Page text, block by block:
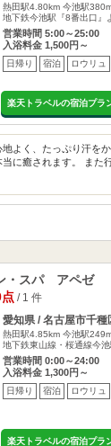
熱田駅4.80km 今池駅
地下鉄今池駅『8番出口』
営業時間 5:00～25:00
入浴料金 1,500円～
日帰り 宿泊 ロウリュ
楽天トラベルの宿泊プラ
地よく、たっぷり汗を
に癒されます。 また
・スパ アペゼ
/ 1 件
愛知県 / 名古屋市千種
熱田駅4.85km 今池駅
地下鉄東山線・桜通線今
営業時間 0:00～24:00
入浴料金 1,300円～
日帰り 宿泊 ロウリュ
楽天トラベルの宿泊プラ